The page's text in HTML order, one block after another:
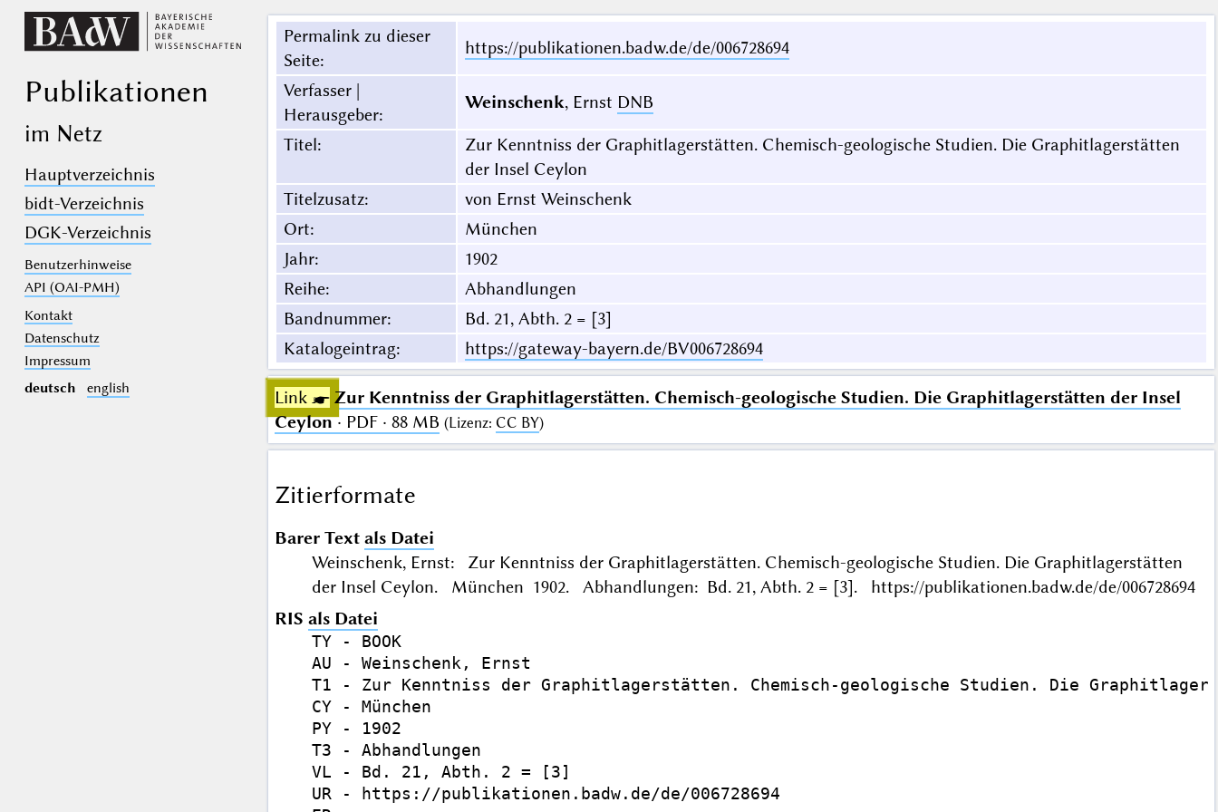
Publikationen
im Netz
Hauptverzeichnis
bidt-Verzeichnis
DGK-Verzeichnis
Benutzerhinweise
API (OAI-PMH)
Kontakt
Datenschutz
Impressum
deutsch
english
Permalink zu dieser
Seite:
https://publikationen.badw.de/de/006728694
Verfasser |
Herausgeber:
Weinschenk, Ernst DNB
Titel:
Zur Kenntniss der Graphitlagerstätten. Chemisch-geologische Studien. Die Graphitlagerstätten
der Insel Ceylon
Titelzusatz:
von Ernst Weinschenk
Ort:
München
Jahr:
1902
Reihe:
Abhandlungen
Bandnummer:
Bd. 21, Abth. 2 = [3]
Katalogeintrag: https://gateway-bayern.de/BV006728694
Link ☛ Zur Kenntniss der Graphitlagerstätten. Chemisch-geologische Studien. Die Graphitlagerstätten der Insel
Ceylon· PDF · 88 MB (Lizenz: CC BY)
Zitierformate
Barer Text als Datei
Weinschenk, Ernst: Zur Kenntniss der Graphitlagerstätten. Chemisch-geologische Studien. Die Graphitlagerstätten
der Insel Ceylon. München 1902. Abhandlungen: Bd. 21, Abth. 2 = [3]. https://publikationen.badw.de/de/006728694
RIS als Datei
TY - BOOK
AU - Weinschenk, Ernst
T1 - Zur Kenntniss der Graphitlagerstätten. Chemisch-geologische Studien. Die
CY - München
PY - 1902
T3 - Abhandlungen
VL - Bd. 21, Abth. 2 = [3]
UR - https://publikationen.badw.de/de/006728694